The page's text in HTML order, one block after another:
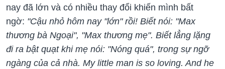
nay đã lớn và có nhiều thay đổi khiến mình bất
ngờ: "Cậu nhỏ hôm nay "lớn" rồi! Biết nói: "Max
thương bà Ngoại", "Max thương mẹ". Biết lẳng lặng
đi ra bật quạt khi mẹ nói: "Nóng quá", trong sự ngỡ
ngàng của cả nhà. My little man is so loving. And he